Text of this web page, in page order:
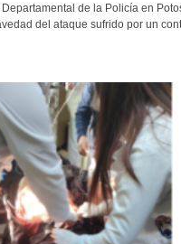
de la Policía en
del ataque sufrido por un